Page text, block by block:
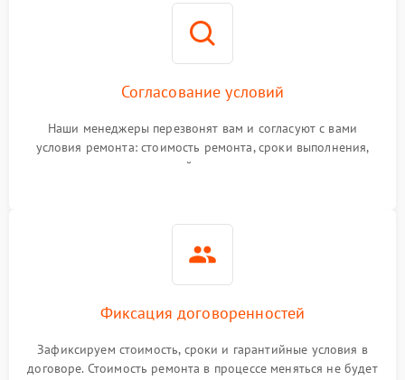
Согласование условий
Наши менеджеры перезвонят вам и согласуют с вами
условия ремонта: стоимость ремонта, сроки выполнения,
гарантийные условия
Фиксация договоренностей
Зафиксируем стоимость, сроки и гарантийные условия в
договоре. Стоимость ремонта в процессе меняться не будет